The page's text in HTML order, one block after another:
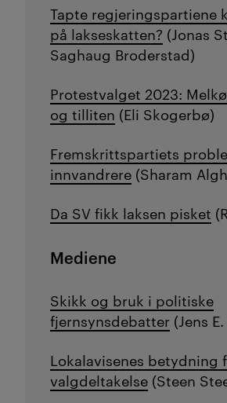
Tapte regjeringspartiene
på lakseskatten? (Jonas
Saghaug Broderstad)
Protestvalget 2023:
og tilliten (Eli Skogerbø)
Fremskrittspartiets
innvandrere (Sharam
Da SV fikk laksen pisket
Mediene
Skikk og bruk i politiske
fjernsynsdebatter (Jens
Lokalavisenes betydning
valgdeltakelse (Steen